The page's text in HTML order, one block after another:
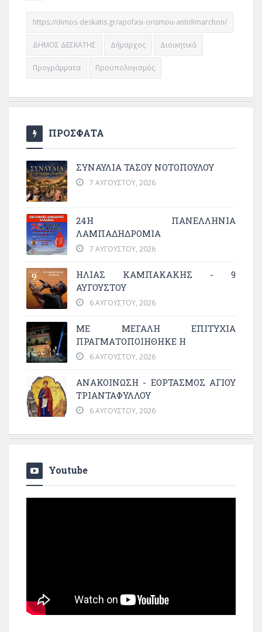
https://dimos-deskatis.gr/apofasi-orismou-antidimarchon/
ΔΗΜΟΣ ΔΕΣΚΑΤΗΣ Δήμαρχος Διοικητικά
Προγράμματα Προϋπολογισμός
ΠΡΟΣΦΑΤΑ
ΣΥΝΑΥΛΙΑ ΤΑΣΟΥ ΝΟΤΟΠΟΥΛΟΥ
7 ΑΥΓΟΎΣΤΟΥ, 2026
24Η ΠΑΝΕΛΛΗΝΙΑ
ΛΑΜΠΑΔΗΔΡΟΜΙΑ
7 ΑΥΓΟΎΣΤΟΥ, 2026
ΗΛΙΑΣ ΚΑΜΠΑΚΑΚΗΣ - 9
ΑΥΓΟΥΣΤΟΥ
6 ΑΥΓΟΎΣΤΟΥ, 2026
ΜΕ ΜΕΓΆΛΗ ΕΠΙΤΥΧΊΑ
ΠΡΑΓΜΑΤΟΠΟΙΉΘΗΚΕ Η
6 ΑΥΓΟΎΣΤΟΥ, 2026
ΑΝΑΚΟΙΝΩΣΗ - ΕΟΡΤΑΣΜΟΣ ΑΓΙΟΥ
ΤΡΙΑΝΤΑΦΥΛΛΟΥ
6 ΑΥΓΟΎΣΤΟΥ, 2026
Youtube